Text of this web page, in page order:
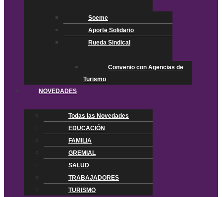
Soeme
Aporte Solidario
Rueda Sindical
Convenio con Agencias de
Turismo
NOVEDADES
Todas las Novedades
EDUCACIÓN
FAMILIA
GREMIAL
SALUD
TRABAJADORES
TURISMO